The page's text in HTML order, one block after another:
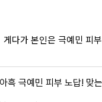
게다가 본인은 극예민 피부